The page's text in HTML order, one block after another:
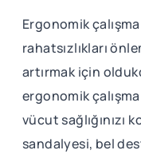
Ergonomik
rahatsızlıkları
artırmak için
ergonomik
vücut sağlığınızı
sandalyesi, bel